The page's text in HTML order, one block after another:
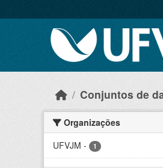
Conjuntos de
Organizações
UFVJM - 1